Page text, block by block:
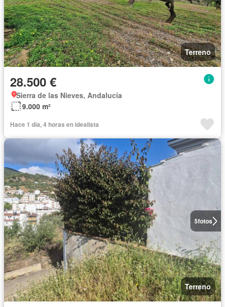
Terreno
28.500 €
Sierra de las Nieves, Andalucía
9.000 m²
Hace 1 día, 4 horas en idealista
5fotos
Terreno